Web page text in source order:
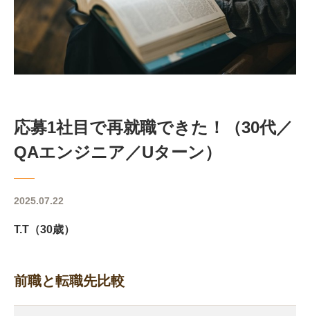
応募1社目で再就職できた！（30代／
QAエンジニア／Uターン）
2025.07.22
T.T（30歳）
前職と転職先比較